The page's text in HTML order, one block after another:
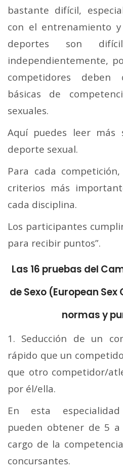
bastante difícil,
con el entrenamiento
deportes son
independientemente,
competidores deben
básicas de
sexuales.
Aquí puedes leer más
deporte sexual.
Para cada
criterios más
cada disciplina.
Los participantes
para recibir puntos”.
Las 16 pruebas del
de Sexo (European
normas y
1. Seducción de un
rápido que un
que otro competidor/
por él/ella.
En esta
pueden obtener de 5
cargo de la
concursantes.